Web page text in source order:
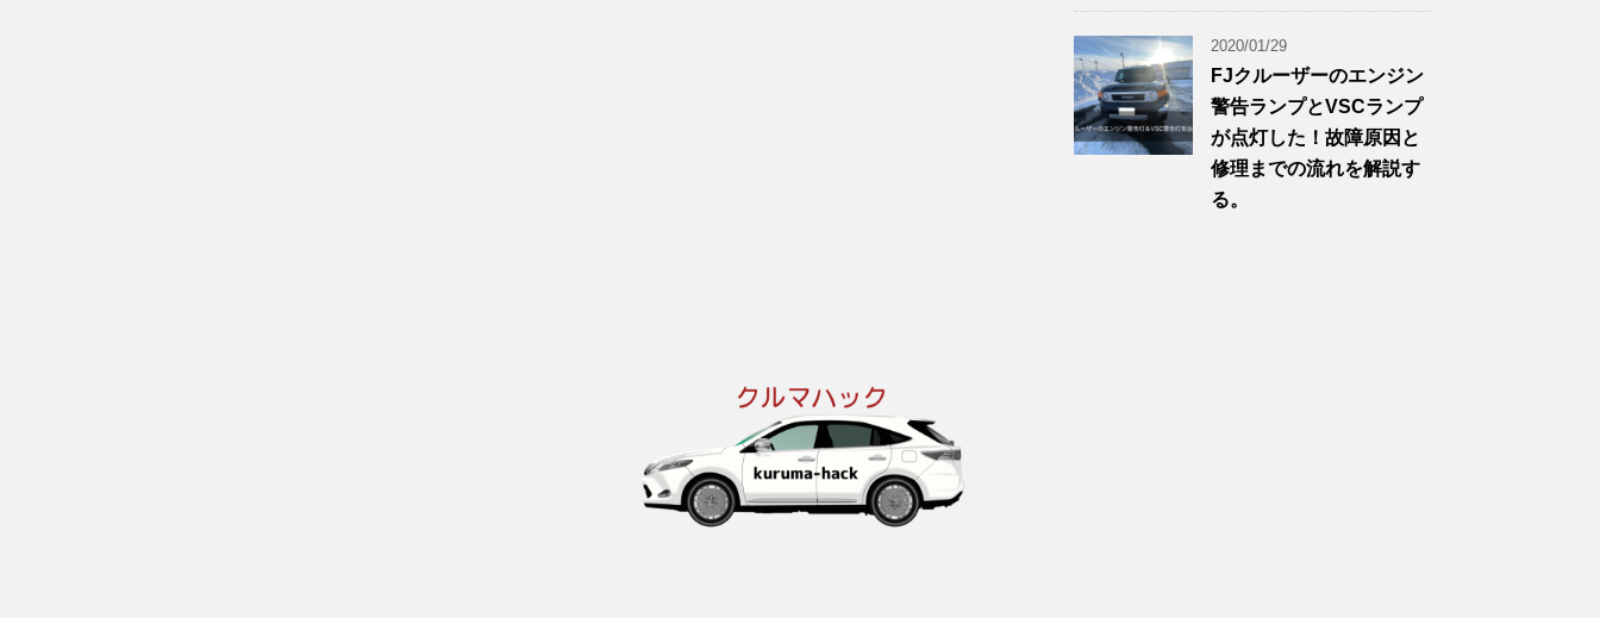
2020/01/29
FJクルーザーのエンジン
警告ランプとVSCランプ
が点灯した！故障原因と
修理までの流れを解説す
る。